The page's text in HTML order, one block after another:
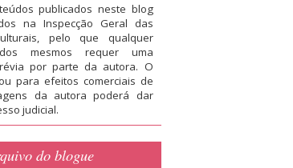
publicados neste blog
na Inspecção Geral das
pelo que qualquer
mesmos requer uma
por parte da autora. O
para efeitos comerciais de
da autora poderá dar
judicial.
do blogue